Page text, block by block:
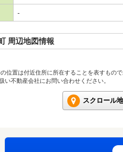
-
周辺地図情報
位置は付近住所に所在することを表すもの
い不動産会社にお問い合わせください。
スクロール